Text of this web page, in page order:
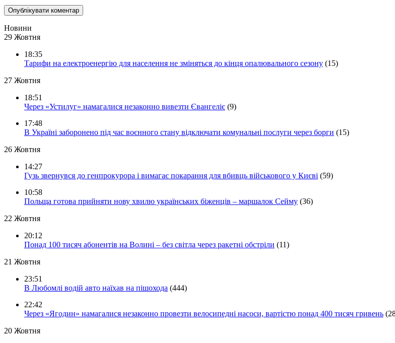
Новини
29 Жовтня
18:35
Тарифи на електроенергію для населення не зміняться до кінця опалювального сезону (15)
27 Жовтня
18:51
Через «Устилуг» намагалися незаконно вивезти Євангеліє (9)
17:48
В Україні заборонено під час воєнного стану відключати комунальні послуги через борги (15)
26 Жовтня
14:27
Гузь звернувся до генпрокурора і вимагає покарання для вбивць військового у Києві (59)
10:58
Польща готова прийняти нову хвилю українських біженців – маршалок Сейму (36)
22 Жовтня
20:12
Понад 100 тисяч абонентів на Волині – без світла через ракетні обстріли (11)
21 Жовтня
23:51
В Любомлі водій авто наїхав на пішохода (444)
22:42
Через «Ягодин» намагалися незаконно провезти велосипедні насоси, вартістю понад 400 тисяч гривень
20 Жовтня